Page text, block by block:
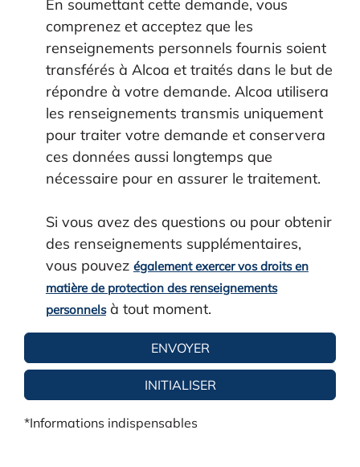
En soumettant cette demande, vous
comprenez et acceptez que les
renseignements personnels fournis soient
transférés à Alcoa et traités dans le but de
répondre à votre demande. Alcoa utilisera
les renseignements transmis uniquement
pour traiter votre demande et conservera
ces données aussi longtemps que
nécessaire pour en assurer le traitement.
Si vous avez des questions ou pour obtenir
des renseignements supplémentaires,
vous pouvez également exercer vos droits en
matière de protection des renseignements
personnelsà tout moment.
*Informations indispensables